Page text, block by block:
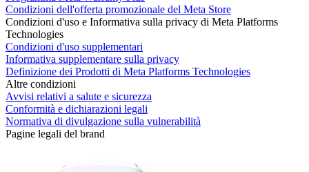
Condizioni dell'offerta promozionale del Meta Store
Condizioni d'uso e Informativa sulla privacy di Meta Platforms
Technologies
Condizioni d'uso supplementari
Informativa supplementare sulla privacy
Definizione dei Prodotti di Meta Platforms Technologies
Altre condizioni
Avvisi relativi a salute e sicurezza
Conformità e dichiarazioni legali
Normativa di divulgazione sulla vulnerabilità
Pagine legali del brand